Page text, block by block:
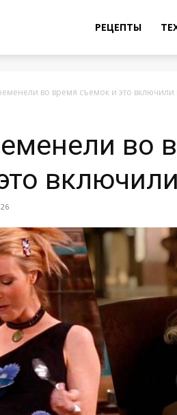
РЕЦЕПТЫ
во время съемок и это включили
во